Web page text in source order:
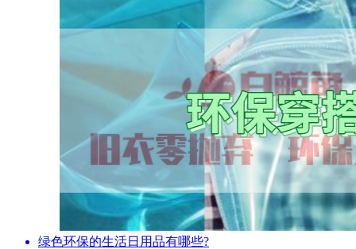
绿色环保的生活日用品有哪些?